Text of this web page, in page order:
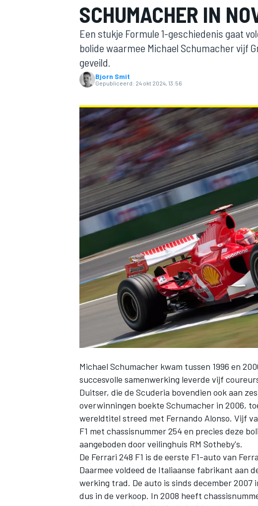
MOTOGP
INDYCAR
WEC DTM
SCHUMACHER IN
Een stukje Formule 1-geschiedenis gaat
bolide waarmee Michael Schumacher vijf
geveild.
Bjorn Smit
Gepubliceerd: 24 okt 2024, 13:56
Michael Schumacher kwam tussen 1996 en
succesvolle samenwerking leverde vijf
Duitser, die de Scuderia bovendien ook aan
overwinningen boekte Schumacher in 2006,
wereldtitel streed met Fernando Alonso. Vijf
F1 met chassisnummer 254 en precies deze
aangeboden door veilinghuis RM Sotheby's.
De Ferrari 248 F1 is de eerste F1-auto van
Daarmee voldeed de Italiaanse fabrikant aan
werking trad. De auto is sinds december 2007
dus in de verkoop. In 2008 heeft